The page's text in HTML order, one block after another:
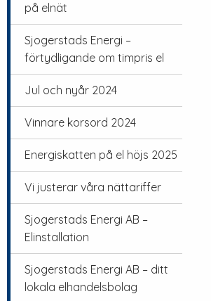
på elnät
Sjogerstads Energi –
förtydligande om timpris el
Jul och nyår 2024
Vinnare korsord 2024
Energiskatten på el höjs 2025
Vi justerar våra nättariffer
Sjogerstads Energi AB –
Elinstallation
Sjogerstads Energi AB – ditt
lokala elhandelsbolag